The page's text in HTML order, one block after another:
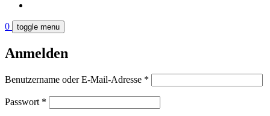
0 toggle menu
Anmelden
Benutzername oder E-Mail-Adresse *
Passwort *